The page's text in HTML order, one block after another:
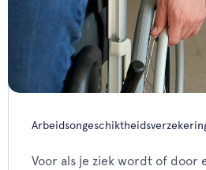
Voor als je ziek wordt of door